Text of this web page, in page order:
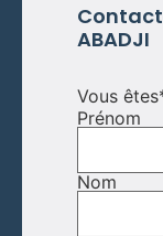
ABADJI
Vous êtes
Prénom
Nom